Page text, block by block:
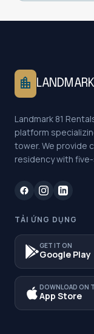
location_city LANDMARK
Landmark 81
platform
tower. We provide
residency with
TẢI ỨNG DỤNG
GET IT ON
Google Play
DOWNLOAD ON
App Store